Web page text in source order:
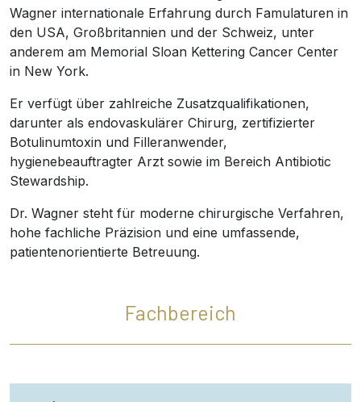
Wagner internationale Erfahrung durch Famulaturen in
den USA, Großbritannien und der Schweiz, unter
anderem am Memorial Sloan Kettering Cancer Center
in New York.
Er verfügt über zahlreiche Zusatzqualifikationen,
darunter als endovaskulärer Chirurg, zertifizierter
Botulinumtoxin und Filleranwender,
hygienebeauftragter Arzt sowie im Bereich Antibiotic
Stewardship.
Dr. Wagner steht für moderne chirurgische Verfahren,
hohe fachliche Präzision und eine umfassende,
patientenorientierte Betreuung.
Fachbereich